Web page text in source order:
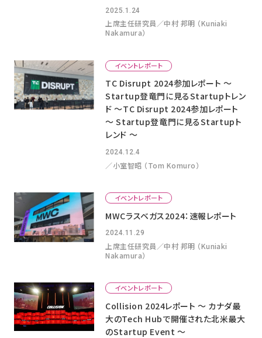
2025.1.24
上席主任研究員／中村 邦明 （Kuniaki
Nakamura）
イベントレポート
TC Disrupt 2024参加レポート 〜
Startup登竜門に見るStartupトレン
ド 〜TC Disrupt 2024参加レポート
〜 Startup登竜門に見るStartupト
レンド 〜
2024.12.4
／小室智昭 （Tom Komuro）
イベントレポート
MWCラスベガス2024：速報レポート
2024.11.29
上席主任研究員／中村 邦明 （Kuniaki
Nakamura）
イベントレポート
Collision 2024レポート 〜 カナダ最
大のTech Hubで開催された北米最大
のStartup Event 〜